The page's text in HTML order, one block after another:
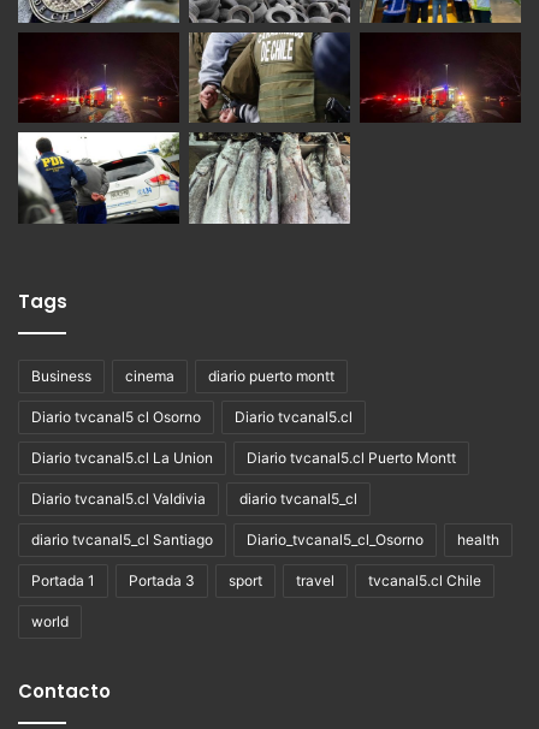
Tags
Business cinema diario puerto montt
Diario tvcanal5 cl Osorno Diario tvcanal5.cl
Diario tvcanal5.cl La Union Diario tvcanal5.cl Puerto Montt
Diario tvcanal5.cl Valdivia diario tvcanal5_cl
diario tvcanal5_cl Santiago Diario_tvcanal5_cl_Osorno health
Portada 1 Portada 3 sport travel tvcanal5.cl Chile
world
Contacto